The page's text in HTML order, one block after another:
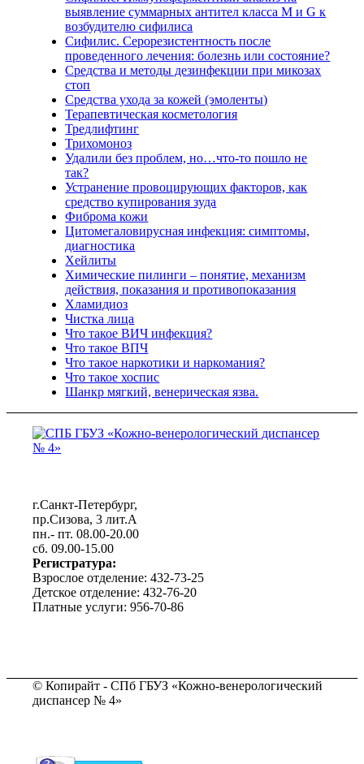
выявление суммарных антител класса M и G к
возбудителю сифилиса
Сифилис. Серорезистентность после
проведенного лечения: болезнь или состояние?
Средства и методы дезинфекции при микозах
стоп
Средства ухода за кожей (эмоленты)
Терапевтическая косметология
Тредлифтинг
Трихомоноз
Удалили без проблем, но…что-то пошло не
так?
Устранение провоцирующих факторов, как
средство купирования зуда
Фиброма кожи
Цитомегаловирусная инфекция: симптомы,
диагностика
Хейлиты
Химические пилинги – понятие, механизм
действия, показания и противопоказания
Хламидиоз
Чистка лица
Что такое ВИЧ инфекция?
Что такое ВПЧ
Что такое наркотики и наркомания?
Что такое хоспис
Шанкр мягкий, венерическая язва.
г.Санкт-Петербург,
пр.Сизова, 3 лит.А
пн.- пт. 08.00-20.00
сб. 09.00-15.00
Регистратура:
Взрослое отделение: 432-73-25
Детское отделение: 432-76-20
Платные услуги: 956-70-86
© Копирайт - СПб ГБУЗ «Кожно-венерологический
диспансер № 4»